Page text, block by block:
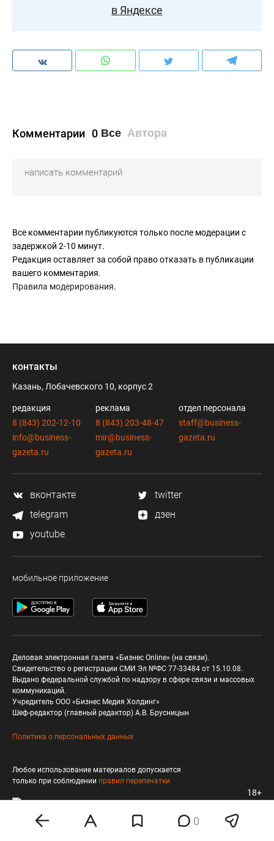
в Яндексе
Комментарии 0 Все Автора
Все комментарии публикуются только после модерации с
задержкой 2-10 минут.
Редакция оставляет за собой право отказать в публикации
вашего комментария.
Правила модерирования.
0
контакты
Казань, Лобачевского 10, корпус 2
редакция
8 (843) 202-12-10
info@business-
gazeta.ru
реклама
8 (843) 203-48-47
mir@business-
gazeta.ru
отдел персонала
staff@business-
gazeta.ru
вконтакте
twitter
telegram
дзен
youtube
мобильное приложение
Деловая электронная газета «Бизнес Online» (на связи).
Свидетельство о регистрации СМИ Эл №ФС 77-33484 от 15.10.08.
Выдано федеральной службой по надзору в сфере связи и массовых
коммуникаций.
Учредитель ООО «Бизнес Медия Холдинг»
Шеф-редактор (главный редактор) А.В. Брусницын
Политика о персональных данных
Любое использование материалов допускается
только при соблюдении правил перепечатки
18+